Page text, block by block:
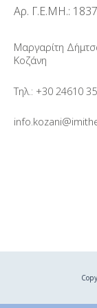
Αρ. Γ.Ε.ΜΗ.:
Μαργαρίτη
Κοζάνη
Τηλ.: +30 24610